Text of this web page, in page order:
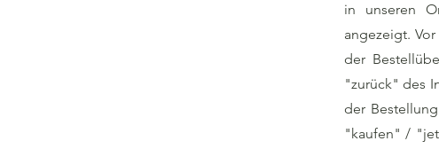
in unseren
angezeigt.
der
"zurück" des
der
"kaufen" /